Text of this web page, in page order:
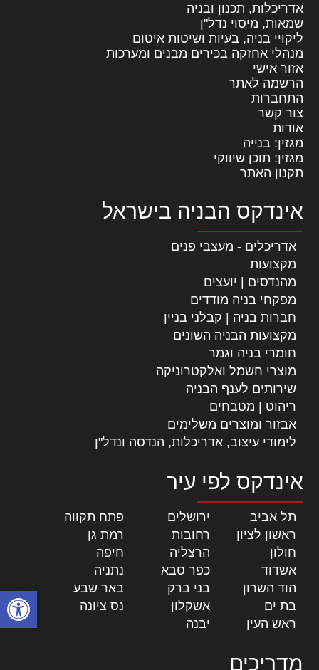
פתח
אדריכלות, תכנון ובניה
שמאות, מיסוי נדל"ן
ליקויי בניה, בעיות ושיטות איטום
מנהלי אחזקה בכירים מבנים ומערכות
אזור אישי
הרשמה לאתר
התחברות
צור קשר
אודות
מגזין: בנייה
מגזין: תוכן שיווקי
תקנון האתר
אינדקס הבניה בישראל
אדריכלים - מעצבי פנים
מקצועות
מהנדסים | יועצים
מפקחי בניה מודדים
חברות בניה | קבלני בניין
מקצועות הבניה השונים
חומרי בניה וגמר
מוצרי חשמל ואלקטרוניקה
שירותים לענף הבניה
ריהוט | מטבחים
אבזור ומוצרים משלימים
לימודי עיצוב, אדריכלות, הנדסה ונדל"ן
אינדקס לפי עיר
תל אביב ירושלים פתח תקווה
ראשון לציון
רחובות רמת גן
חולון
הרצליה חיפה
אשדוד
כפר סבא נתניה
הוד השרון
בני ברק באר שבע
בת ים
אשקלון נס ציונה
ראש העין
יבנה
מדריכים